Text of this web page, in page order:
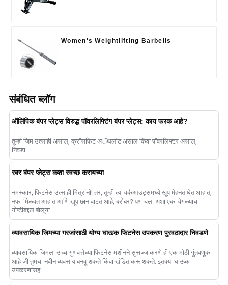
Women's Weightlifting Barbells
संबंधित ब्लॉग
ऑलिंपिक बंपर प्लेट्स विरुद्ध पॉवरलिफ्टिंग बंपर प्लेट्स: काय फरक आहे?
तुम्ही जिम उत्साही असाल, क्रॉसफिट अॅथलीट असाल किंवा पॉवरलिफ्टर असाल,
निवडा...
रबर बंपर प्लेट्स कशा स्वच्छ करायच्या
नमस्कार, फिटनेस उत्साही मित्रांनो! तर, तुम्ही त्या वर्कआउट्समध्ये खूप मेहनत घेत आहात,
नफा मिळवत आहात आणि खूप छान वाटत आहे, बरोबर? पण चला अशा एका वेगळ्याच
गोष्टीबद्दल बोलूया......
व्यावसायिक जिमच्या गरजांसाठी योग्य घाऊक फिटनेस उपकरण पुरवठादार निवडणे
व्यावसायिक जिमला उच्च-गुणवत्तेच्या फिटनेस मशीनने सुसज्ज करणे ही एक मोठी गुंतवणूक
आहे जी तुमचा नवीन व्यवसाय बनवू शकते किंवा खंडित करू शकते. इतक्या घाऊक
उपकरणांसह......